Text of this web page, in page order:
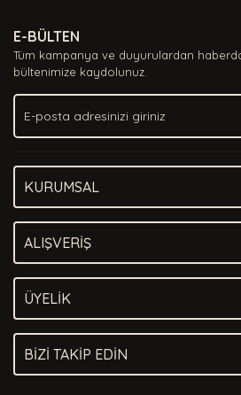
Ürün açıklamasında eksik bilgiler
Ürün bilgilerinde hatalar bulunuyor.
Ürün fiyatı diğer sitelerden daha
Bu ürüne benzer farklı alternatifler
E-BÜLTEN
Tüm kampanya ve duyurulardan
bültenimize kaydolunuz.
KURUMSAL
ALIŞVERİŞ
ÜYELİK
BİZİ TAKİP EDİN